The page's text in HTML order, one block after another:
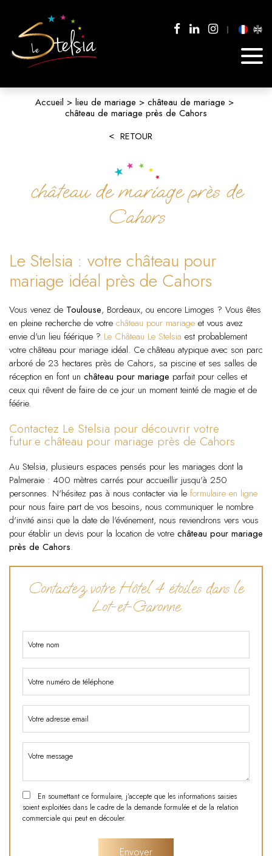
Accueil lieu de mariage
château de mariage
château de mariage près de Cahors
RETOUR
château de mariage près de
Cahors
Le Stelsia : votre château pour
mariage idéal près de Cahors
Vous venez de Toulouse, Bordeaux, ou encore Limoges ? Vous êtes
en pleine recherche de votre château pour mariage et vous avez
envie d'un lieu féérique ? Le Château Le Stelsia est probablement
votre château pour mariage idéal. Ce château atypique avec son parc
arboré de 23 hectares près de Cahors, sa piscine et ses salles de
réception en font un château pour mariage parfait pour celles et
ceux qui rêvent de faire de ce jour un moment teinté de magie et de
féérie.
Contactez Le Stelsia pour découvrir votre
futur.e château pour mariage près de Cahors
Au Stelsia, plusieurs espaces pensés pour les mariages dont la
Palmeraie : 400 mètres carrés pour accueillir jusqu'à 250
personnes. N'hésitez pas à nous contacter via le formulaire en ligne
pour nous faire part de vos besoins, nous communiquer le nombre
d'invité ainsi que la date de l'événement, nous reviendrons vers vous
pour établir un devis pour la location de votre château pour mariage
près de Cahors.
Contactez votre Hôtel 4 étoiles dans le
Lot-et-Garonne
En soumettant ce formulaire, j'accepte que les informations saisies
soient exploitées dans le cadre de la demande formulée et de la relation
commerciale qui peut en découler.